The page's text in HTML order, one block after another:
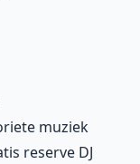
muziek
reserve DJ